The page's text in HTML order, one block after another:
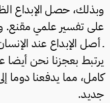
وبذلك، حصل الإبداع
على تفسير علمي مقنع.
ـ أصل الإبداع عند
يرتبط بعجزنا نحن أيضا
كامل، مما يدفعنا دوما
جديد.